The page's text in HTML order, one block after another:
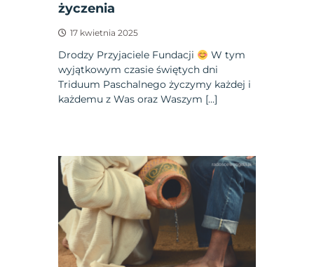
życzenia
17 kwietnia 2025
Drodzy Przyjaciele Fundacji
W tym
wyjątkowym czasie świętych dni
Triduum Paschalnego życzymy każdej i
każdemu z Was oraz Waszym […]